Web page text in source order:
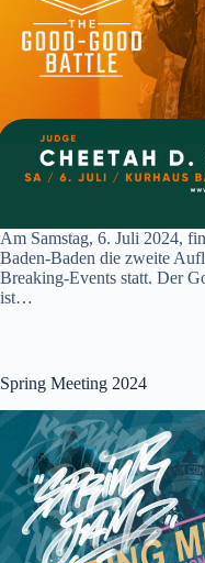
Am Samstag, 6. Juli 2024,
Baden-Baden die zweite
Breaking-Events statt. Der
ist…
Spring Meeting 2024